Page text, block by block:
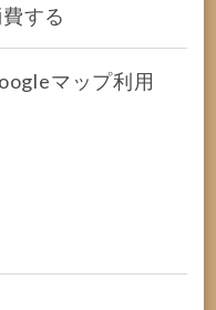
する
マップ利用